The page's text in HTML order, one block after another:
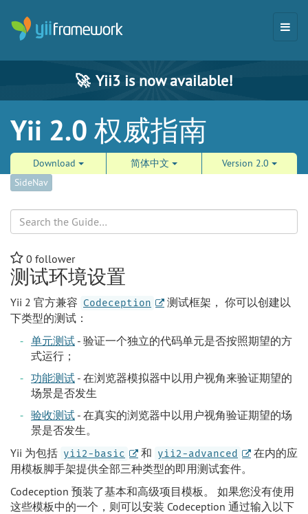
🚀 Yii3 is now available!
Yii 2.0 权威指南
Download 简体中文
Version 2.0
SideNav
0 follower
测试环境设置
Yii 2 官方兼容 Codeception
测试框架， 你可以创建以
下类型的测试：
单元测试 - 验证一个独立的代码单元是否按照期望的方
式运行；
功能测试 - 在浏览器模拟器中以用户视角来验证期望的
场景是否发生
验收测试 - 在真实的浏览器中以用户视角验证期望的场
景是否发生。
Yii 为包括 yii2-basic 和 yii2-advanced
在内的应
用模板脚手架提供全部三种类型的即用测试套件。
Codeception 预装了基本和高级项目模板。 如果您没有使用
这些模板中的一个，则可以安装 Codeception 通过输入以下